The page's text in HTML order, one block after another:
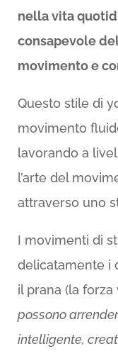
nella vita
consapevole
movimento e
Questo stile di
movimento
lavorando a
l’arte del
attraverso uno
I movimenti di
delicatamente i
il prana (la forza
possono
intelligente,